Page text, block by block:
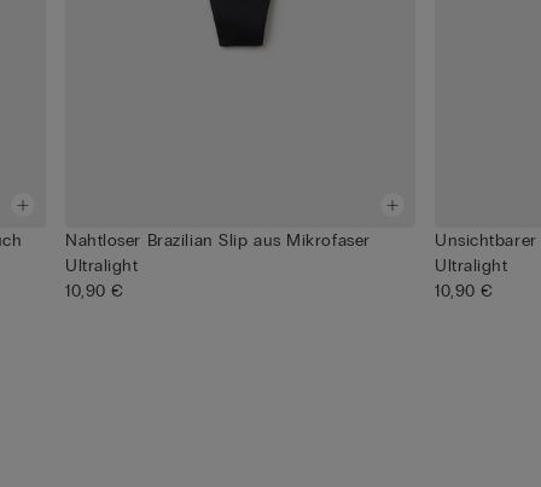
Nahtloser Brazilian Slip aus Mikrofaser
Ultralight
10,90 €
Ultralight
10,90 €